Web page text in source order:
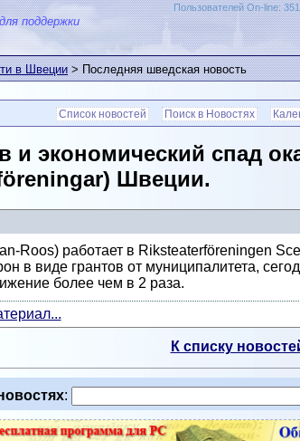
поддержки
Пользователей On-line:
в Швеции> Последняя шведская новость
Список новостей Поиск в Новостях
и экономический спад
Швеции.
Roos) работает в Riksteaterföreningen
в виде грантов от муниципалитета,
более чем в 2 раза.
К списку
: